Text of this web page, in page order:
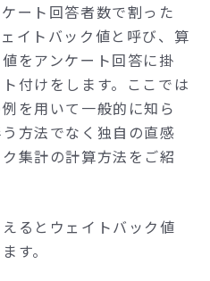
ート回答者数で割った
イトバック値と呼び、算
をアンケート回答に掛
付けをします。ここでは
を用いて一般的に知ら
方法でなく独自の直感
集計の計算方法をご紹
るとウェイトバック値
す。